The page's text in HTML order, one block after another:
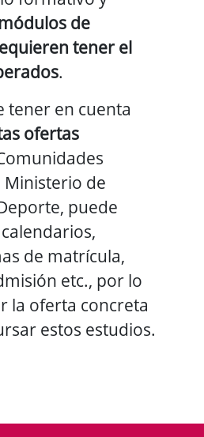
de
tener el
.
tener en cuenta
ofertas
de
puede
de matrícula,
etc., por lo
la oferta concreta
estos estudios.